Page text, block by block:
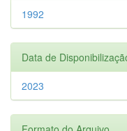
1992
Data de
2023